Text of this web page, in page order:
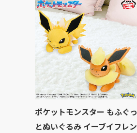
ポケットモンスター もふぐっ
とぬいぐるみ イーブイフレン